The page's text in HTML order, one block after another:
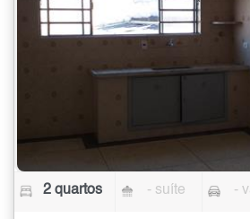
2 quartos - suíte -